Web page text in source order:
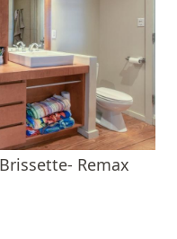
Remax